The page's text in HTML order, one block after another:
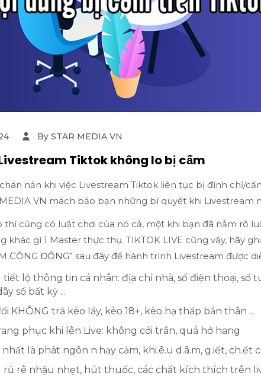
By STAR MEDIA VN
Tiktok không lo bị cấm
nản khi việc Livestream Tiktok liên tục bị đình chỉ/
VN mách bảo bạn những bí quyết khi Livestream
thì cũng có luật chơi của nó cả, một khi bạn đã nắm rõ
khác gì 1 Master thực thụ. TIKTOK LIVE cũng vậy, hãy
CỘNG ĐỒNG” sau đây để hành trình Livestream được
tiết lộ thông tin cá nhân: địa chỉ nhà, số điện thoại, số
số bất kỳ ...
KHÔNG trả kèo lầy, kèo 18+, kèo hạ thấp bản thân ...
phục khi lên Live: không cởi trần, quá hở hang
nhất là phát ngôn n.hạy cảm, khi.ê.u d.â.m, g.iết, ch.ết
rủ rê nhậu nhẹt, hút thuốc, các chất kích thích trên